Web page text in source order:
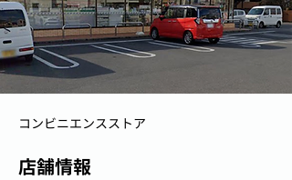
コンビニエンスストア
店舗情報